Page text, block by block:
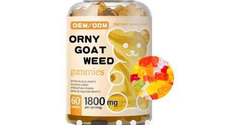
POLÍTICAS
PRIVACIDAD